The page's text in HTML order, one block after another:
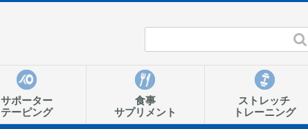

サポーター
テーピング
食事
サプリメント
ストレッチ
トレーニング